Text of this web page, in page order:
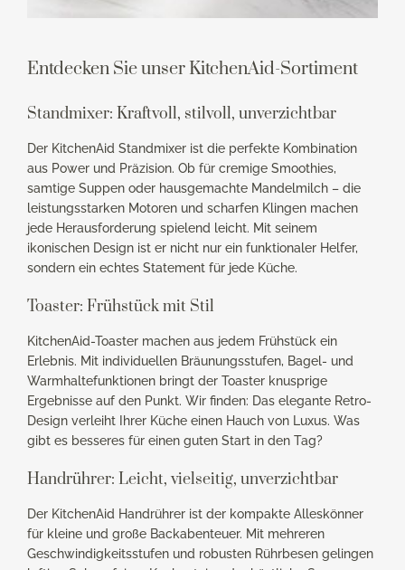
Entdecken Sie unser KitchenAid-Sortiment
Standmixer: Kraftvoll, stilvoll, unverzichtbar
Der KitchenAid Standmixer ist die perfekte Kombination
aus Power und Präzision. Ob für cremige Smoothies,
samtige Suppen oder hausgemachte Mandelmilch – die
leistungsstarken Motoren und scharfen Klingen machen
jede Herausforderung spielend leicht. Mit seinem
ikonischen Design ist er nicht nur ein funktionaler Helfer,
sondern ein echtes Statement für jede Küche.
Toaster: Frühstück mit Stil
KitchenAid-Toaster machen aus jedem Frühstück ein
Erlebnis. Mit individuellen Bräunungsstufen, Bagel- und
Warmhaltefunktionen bringt der Toaster knusprige
Ergebnisse auf den Punkt. Wir finden: Das elegante Retro-
Design verleiht Ihrer Küche einen Hauch von Luxus. Was
gibt es besseres für einen guten Start in den Tag?
Handrührer: Leicht, vielseitig, unverzichtbar
Der KitchenAid Handrührer ist der kompakte Alleskönner
für kleine und große Backabenteuer. Mit mehreren
Geschwindigkeitsstufen und robusten Rührbesen gelingen